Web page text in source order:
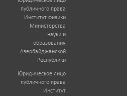
публичного права
Институт физики
Министерства
науки и
образования
Азербайджанской
Республики
Юридическое лицо
публичного права
Институт